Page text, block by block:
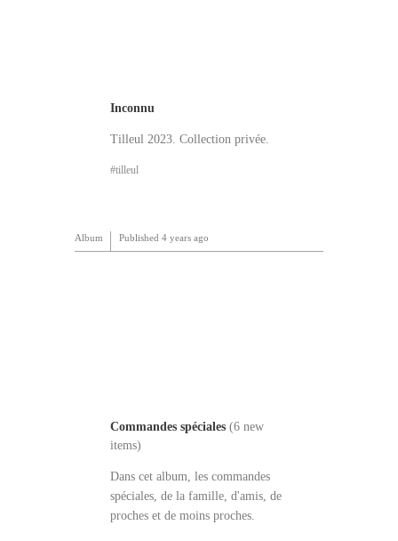
Inconnu
Tilleul 2023. Collection privée.
tilleul
Album Published 4 years ago
Commandes spéciales (6 new
items)
Dans cet album, les commandes
spéciales, de la famille, d'amis, de
proches et de moins proches.